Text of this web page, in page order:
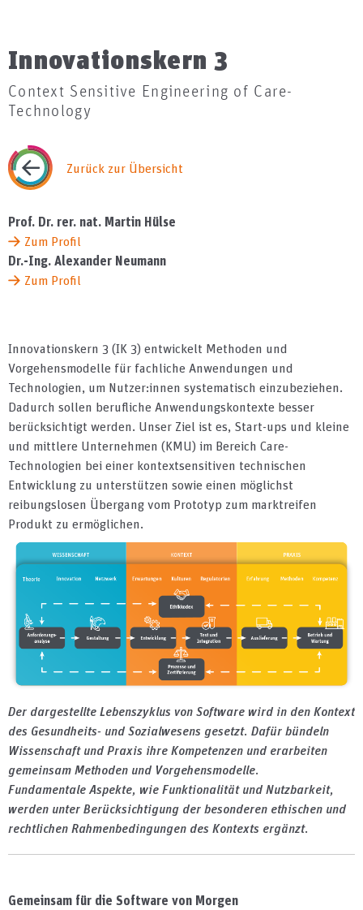
Innovationskern 3
Context Sensitive Engineering of Care-
Technology
Zurück zur Übersicht
Prof. Dr. rer. nat. Martin Hülse
Zum Profil
Dr.-Ing. Alexander Neumann
Zum Profil
Innovationskern 3 (IK 3) entwickelt Methoden und
Vorgehensmodelle für fachliche Anwendungen und
Technologien, um Nutzer:innen systematisch einzubeziehen.
Dadurch sollen berufliche Anwendungskontexte besser
berücksichtigt werden. Unser Ziel ist es, Start-ups und kleine
und mittlere Unternehmen (KMU) im Bereich Care-
Technologien bei einer kontextsensitiven technischen
Entwicklung zu unterstützen sowie einen möglichst
reibungslosen Übergang vom Prototyp zum marktreifen
Produkt zu ermöglichen.
Der dargestellte Lebenszyklus von Software wird in den Kontext
des Gesundheits- und Sozialwesens gesetzt. Dafür bündeln
Wissenschaft und Praxis ihre Kompetenzen und erarbeiten
gemeinsam Methoden und Vorgehensmodelle.
Fundamentale Aspekte, wie Funktionalität und Nutzbarkeit,
werden unter Berücksichtigung der besonderen ethischen und
rechtlichen Rahmenbedingungen des Kontexts ergänzt.
Gemeinsam für die Software von Morgen